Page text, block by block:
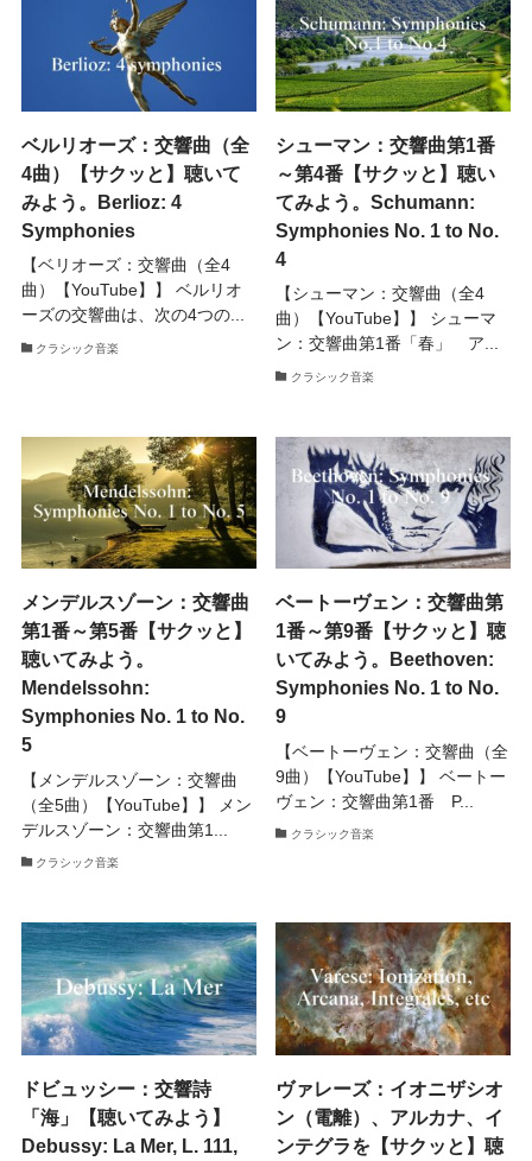
ベルリオーズ：交響曲（全
4曲）【サクッと】聴いて
みよう。Berlioz: 4
Symphonies
【ベリオーズ：交響曲（全4
曲）【YouTube】】 ベルリオ
ーズの交響曲は、次の4つの...
クラシック音楽
シューマン：交響曲第1番
～第4番【サクッと】聴い
てみよう。Schumann:
Symphonies No. 1 to No.
4
【シューマン：交響曲（全4
曲）【YouTube】】 シューマ
ン：交響曲第1番「春」 ア...
クラシック音楽
メンデルスゾーン：交響曲
第1番～第5番【サクッと】
聴いてみよう。
Mendelssohn:
Symphonies No. 1 to No.
5
【メンデルスゾーン：交響曲
（全5曲）【YouTube】】 メン
デルスゾーン：交響曲第1...
クラシック音楽
ベートーヴェン：交響曲第
1番～第9番【サクッと】聴
いてみよう。Beethoven:
Symphonies No. 1 to No.
9
【ベートーヴェン：交響曲（全
9曲）【YouTube】】 ベートー
ヴェン：交響曲第1番 P...
クラシック音楽
ドビュッシー：交響詩
「海」【聴いてみよう】
Debussy: La Mer, L. 111,
ヴァレーズ：イオニザシオ
ン（電離）、アルカナ、イ
ンテグラを【サクッと】聴